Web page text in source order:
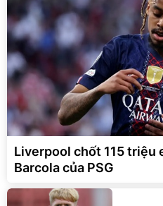
Liverpool chốt 115 triệu
Barcola của PSG